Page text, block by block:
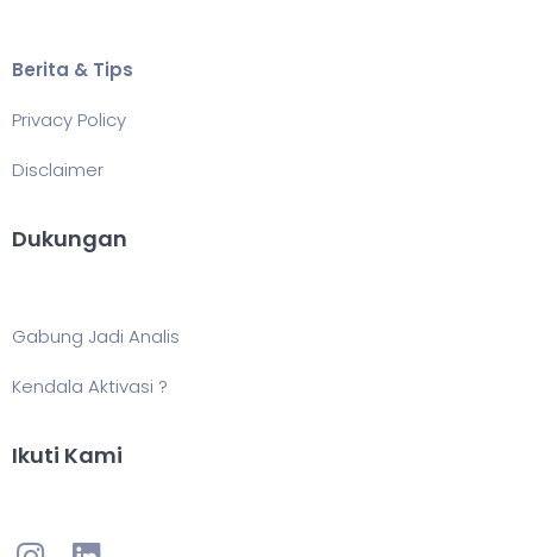
Berita & Tips
Privacy Policy
Disclaimer
Dukungan
Gabung Jadi Analis
Kendala Aktivasi ?
Ikuti Kami